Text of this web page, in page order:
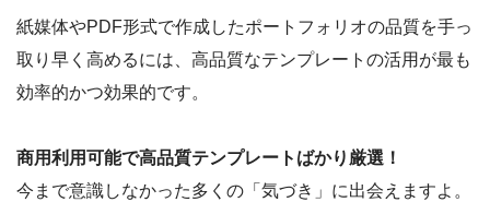
紙媒体やPDF形式で作成したポートフォリオの品質を手っ
取り早く高めるには、高品質なテンプレートの活用が最も
効率的かつ効果的です。
商用利用可能で高品質テンプレートばかり厳選！
今まで意識しなかった多くの「気づき」に出会えますよ。